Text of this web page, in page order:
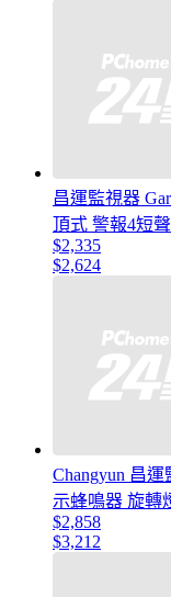
昌運監視器
頂式 警報4短
$2,335
$2,624
Changyun 昌
示蜂鳴器 旋轉
$2,858
$3,212